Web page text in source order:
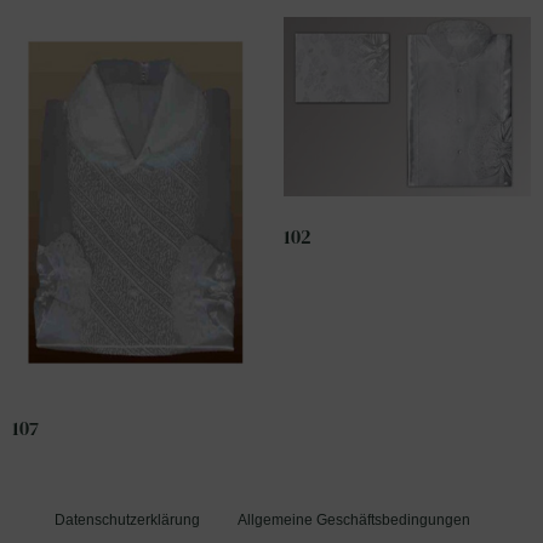
107
102
Datenschutzerklärung Allgemeine Geschäftsbedingungen